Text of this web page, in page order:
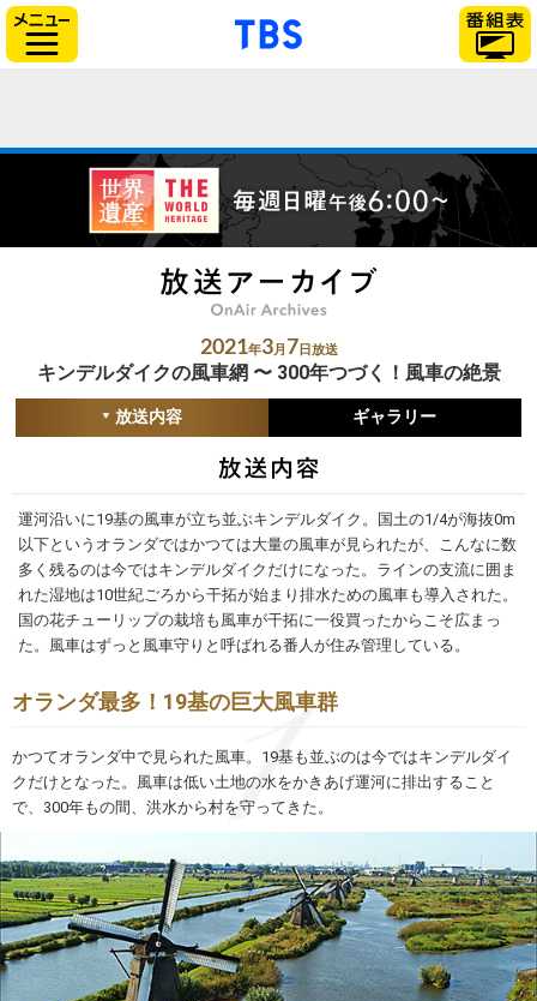
「TBSテレビ」トップ
2021年3月7日放送
キンデルダイクの風車網 〜 300年つづく！風車の絶景
放送内容 ギャラリー
運河沿いに19基の風車が立ち並ぶキンデルダイク。国土の1/4が海抜0m
以下というオランダではかつては大量の風車が見られたが、こんなに数
多く残るのは今ではキンデルダイクだけになった。ラインの支流に囲ま
れた湿地は10世紀ごろから干拓が始まり排水ための風車も導入された。
国の花チューリップの栽培も風車が干拓に一役買ったからこそ広まっ
た。風車はずっと風車守りと呼ばれる番人が住み管理している。
オランダ最多！19基の巨大風車群
かつてオランダ中で見られた風車。19基も並ぶのは今ではキンデルダイ
クだけとなった。風車は低い土地の水をかきあげ運河に排出すること
で、300年もの間、洪水から村を守ってきた。